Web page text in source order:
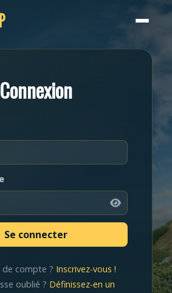
Connexion
de compte ? Inscrivez-vous !
oublié ? Définissez-en un